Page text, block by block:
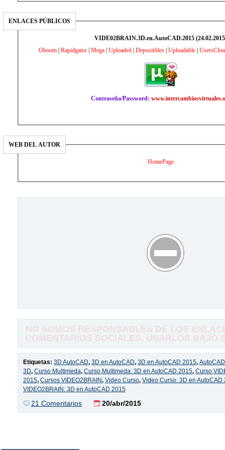
ENLACES PÚBLICOS
VIDE02BRAIN.3D.en.AutoCAD.2015
Oboom| Rapidgator| Mega| Uploaded| Depositfiles| Uploadable|
Contraseña/Password:
WEB DEL AUTOR
HomePage
Etiquetas: 3D AutoCAD, 3D en AutoCAD, 3D en AutoCAD 2015, AutoCAD
3D, Curso Multimeda, Curso Multimeda: 3D en AutoCAD 2015, Curso
2015, Cursos VIDEO2BRAIN, Video Curso, Video Curso: 3D en AutoCAD
VIDEO2BRAIN: 3D en AutoCAD 2015
21 Comentarios 20/abr/2015